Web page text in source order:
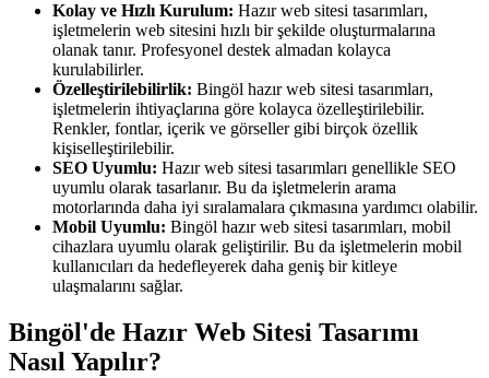
Kolay ve Hızlı Kurulum: Hazır web sitesi tasarımları,
işletmelerin web sitesini hızlı bir şekilde oluşturmalarına
olanak tanır. Profesyonel destek almadan kolayca
kurulabilirler.
Özelleştirilebilirlik: Bingöl hazır web sitesi tasarımları,
işletmelerin ihtiyaçlarına göre kolayca özelleştirilebilir.
Renkler, fontlar, içerik ve görseller gibi birçok özellik
kişiselleştirilebilir.
SEO Uyumlu: Hazır web sitesi tasarımları genellikle SEO
uyumlu olarak tasarlanır. Bu da işletmelerin arama
motorlarında daha iyi sıralamalara çıkmasına yardımcı olabilir.
Mobil Uyumlu: Bingöl hazır web sitesi tasarımları, mobil
cihazlara uyumlu olarak geliştirilir. Bu da işletmelerin mobil
kullanıcıları da hedefleyerek daha geniş bir kitleye
ulaşmalarını sağlar.
Bingöl'de Hazır Web Sitesi Tasarımı
Nasıl Yapılır?